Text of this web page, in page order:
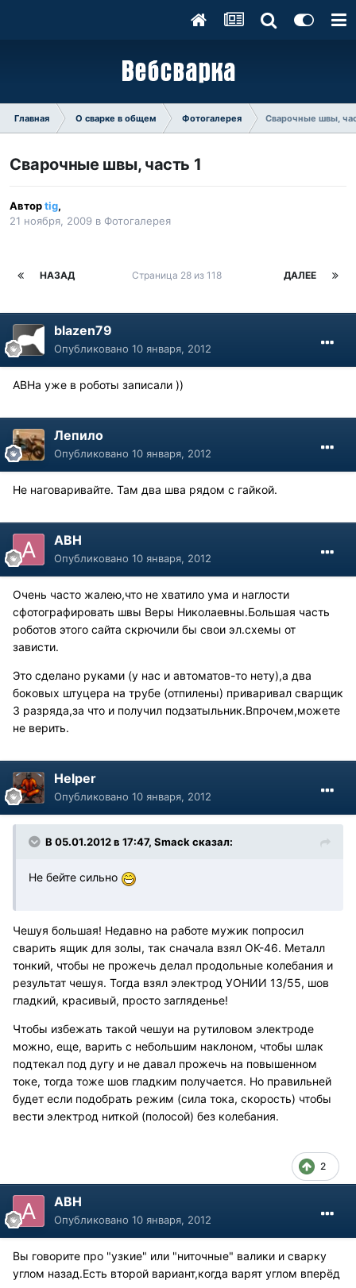
Главная О сварке в общем Фотогалерея Сварочные швы,
Сварочные швы, часть 1
Авторtig,
21 ноября, 2009 в Фотогалерея
НАЗАД ДАЛЕЕ
Страница 28 из 118
blazen79
Опубликовано 10 января, 2012
АВНа уже в роботы записали ))
Лепило
Опубликовано 10 января, 2012
Не наговаривайте. Там два шва рядом с гайкой.
АВН
Опубликовано 10 января, 2012
Очень часто жалею,что не хватило ума и наглости
сфотографировать швы Веры Николаевны.Большая часть
роботов этого сайта скрючили бы свои эл.схемы от
зависти.
Это сделано руками (у нас и автоматов-то нету),а два
боковых штуцера на трубе (отпилены) приваривал сварщик
3 разряда,за что и получил подзатыльник.Впрочем,можете
не верить.
Helper
Опубликовано 10 января, 2012
В 05.01.2012 в 17:47, Smack сказал:
Не бейте сильно
Чешуя большая! Недавно на работе мужик попросил
сварить ящик для золы, так сначала взял ОК-46. Металл
тонкий, чтобы не прожечь делал продольные колебания и
результат чешуя. Тогда взял электрод УОНИИ 13/55, шов
гладкий, красивый, просто загляденье!
Чтобы избежать такой чешуи на рутиловом электроде
можно, еще, варить с небольшим наклоном, чтобы шлак
подтекал под дугу и не давал прожечь на повышенном
токе, тогда тоже шов гладким получается. Но правильней
будет если подобрать режим (сила тока, скорость) чтобы
вести электрод ниткой (полосой) без колебания.
2
АВН
Опубликовано 10 января, 2012
Вы говорите про "узкие" или "ниточные" валики и сварку
углом назад.Есть второй вариант,когда варят углом вперёд